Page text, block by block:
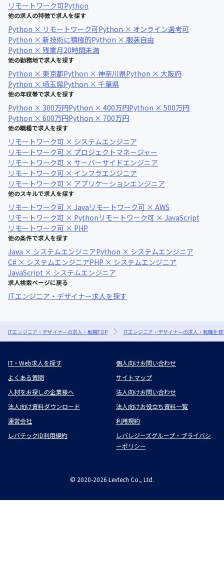
リモートワーク可Python
他の求人の特徴で求人を探す
Python × リモートワーク可Python × オンライン選考可
Python × 新技術に積極的Python × 服装自由
Python × 残業月20時間未満
他の勤務地で求人を探す
Python × 東京都Python × 神奈川県Python × 大阪府
Python × 埼玉県Python × 千葉県
他の年収帯で求人を探す
Python × 300万円Python × 400万円Python × 500万円
Python × 600万円Python × 700万円
他の職種で求人を探す
リモートワーク可 × システムエンジニア
リモートワーク可 × プロジェクトマネージャー
リモートワーク可 × サーバーサイドエンジニア
リモートワーク可 × インフラエンジニア
リモートワーク可 × アプリケーションエンジニア
他のスキルで求人を探す
リモートワーク可 × Java リモートワーク可 × AWS
リモートワーク可 × Python リモートワーク可 × JavaScript
リモートワーク可 × PHP
他の条件で求人を探す
Java × システムエンジニアPython × システムエンジニア
C# × システムエンジニアPHP × システムエンジニア
JavaScript × システムエンジニア
求人検索ページに戻る
ITエンジニア・デザイナー求人を探す
ITエンジニア・デザイナーの求人・転職TOP ITエンジニア・デザイナーの求人・転職を
IT・Web求人を探す
個人向けお問い合わせ
よくある質問
サイトマップ
人材をお探しの企業様へ
法人向けお問い合わせ
法人向け資料ダウンロード
法人向けお役立ち資料一覧
運営会社
利用規約
レバテックID利用規約
レバレジーズグループ・プライバシ
ーポリシー
© 2020-2026 Levtech Co., Ltd.